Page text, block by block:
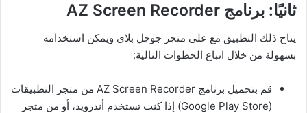
ثانيًا: برنامج AZ Screen Recorder
يتاح ذلك التطبيق مع على متجر جوجل بلاي ويمكن استخدامه
بسهولة من خلال اتباع الخطوات التالية:
قم بتحميل برنامج AZ Screen Recorder من متجر التطبيقات
(Google Play Store) إذا كنت تستخدم أندرويد، أو من متجر